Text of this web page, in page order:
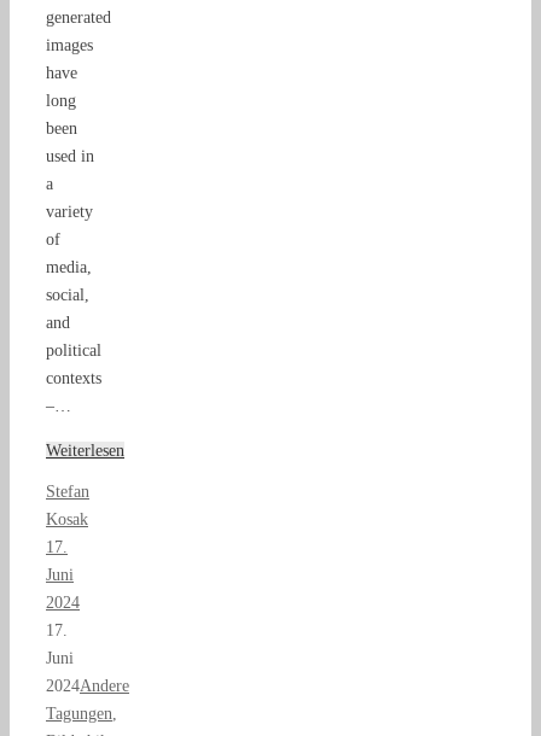
generated
images
have
long
been
used in
a
variety
of
media,
social,
and
political
contexts
–…
Weiterlesen
Stefan
Kosak
17.
Juni
2024
17.
Juni
2024Andere
Tagungen